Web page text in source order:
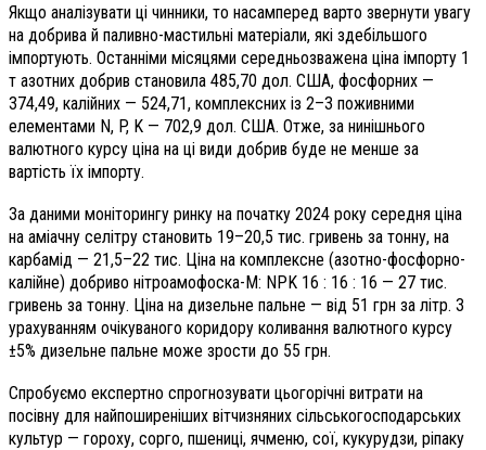
Якщо аналізувати ці чинники, то насамперед варто звернути увагу
на добрива й паливно-мастильні матеріали, які здебільшого
імпортують. Останніми місяцями середньозважена ціна імпорту 1
т азотних добрив становила 485,70 дол. США, фосфорних —
374,49, калійних — 524,71, комплексних із 2–3 поживними
елементами N, P, K — 702,9 дол. США. Отже, за нинішнього
валютного курсу ціна на ці види добрив буде не менше за
вартість їх імпорту.
За даними моніторингу ринку на початку 2024 року середня ціна
на аміачну селітру становить 19–20,5 тис. гривень за тонну, на
карбамід — 21,5–22 тис. Ціна на комплексне (азотно-фосфорно-
калійне) добриво нітроамофоска-М: NPK 16 : 16 : 16 — 27 тис.
гривень за тонну. Ціна на дизельне пальне — від 51 грн за літр. З
урахуванням очікуваного коридору коливання валютного курсу
±5% дизельне пальне може зрости до 55 грн.
Спробуємо експертно спрогнозувати цьогорічні витрати на
посівну для найпоширеніших вітчизняних сільськогосподарських
культур — гороху, сорго, пшениці, ячменю, сої, кукурудзи, ріпаку